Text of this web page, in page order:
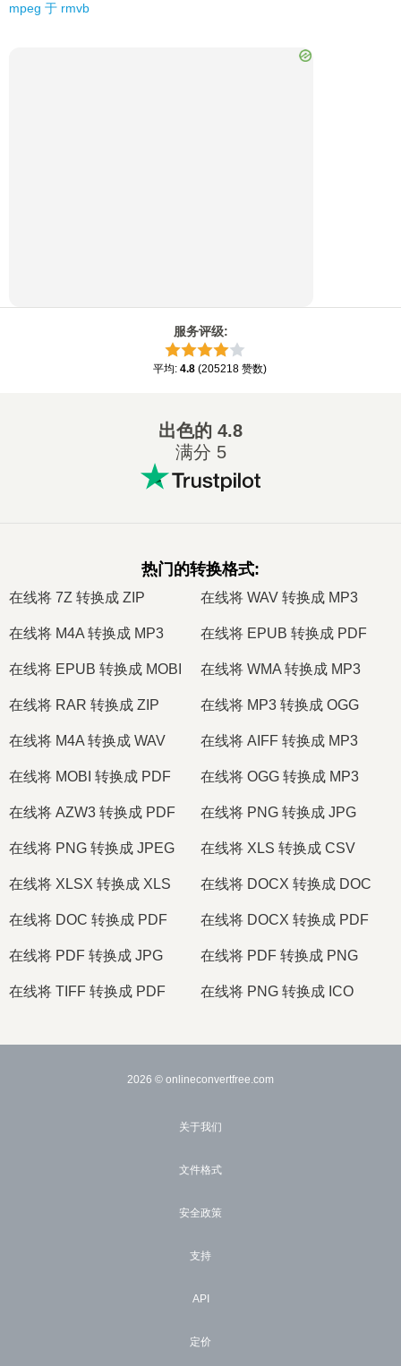
mpeg 于 rmvb
服务评级:
平均: 4.8 (205218 赞数)
出色的 4.8
满分 5
热门的转换格式:
在线将 7Z 转换成 ZIP 在线将 WAV 转换成 MP3
在线将 M4A 转换成 MP3 在线将 EPUB 转换成 PDF
在线将 EPUB 转换成 MOBI 在线将 WMA 转换成 MP3
在线将 RAR 转换成 ZIP 在线将 MP3 转换成 OGG
在线将 M4A 转换成 WAV 在线将 AIFF 转换成 MP3
在线将 MOBI 转换成 PDF 在线将 OGG 转换成 MP3
在线将 AZW3 转换成 PDF 在线将 PNG 转换成 JPG
在线将 PNG 转换成 JPEG 在线将 XLS 转换成 CSV
在线将 XLSX 转换成 XLS 在线将 DOCX 转换成 DOC
在线将 DOC 转换成 PDF 在线将 DOCX 转换成 PDF
在线将 PDF 转换成 JPG 在线将 PDF 转换成 PNG
在线将 TIFF 转换成 PDF 在线将 PNG 转换成 ICO
2026 © onlineconvertfree.com
关于我们
文件格式
安全政策
支持
API
定价